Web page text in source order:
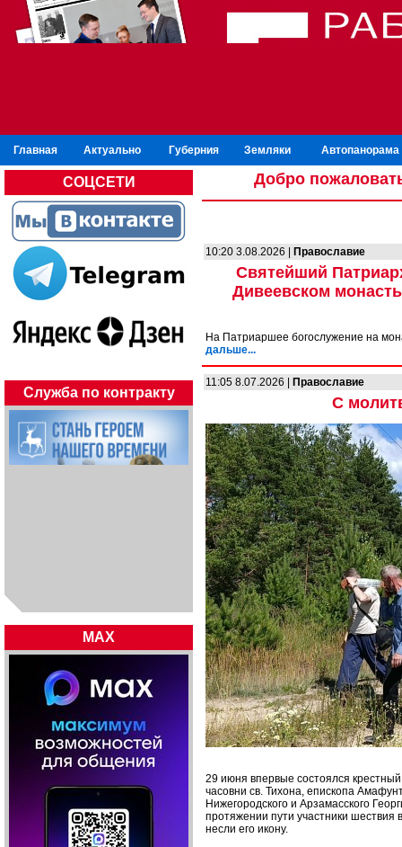
Главная Актуально Губерния Земляки Автопанорама
СОЦСЕТИ
Служба по контракту
MAX
Добро
10:20 3.08.2026 | Православие
Святейший
Дивеевском
На Патриаршее богослужение на
дальше...
11:05 8.07.2026 | Православие
С
29 июня впервые состоялся крестный
часовни св. Тихона, епископа
Нижегородского и Арзамасского
протяжении пути участники шествия
несли его икону.